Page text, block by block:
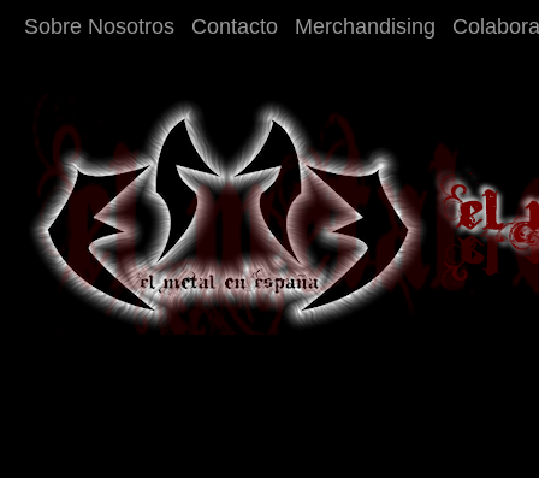
Sobre Nosotros Contacto Merchandising